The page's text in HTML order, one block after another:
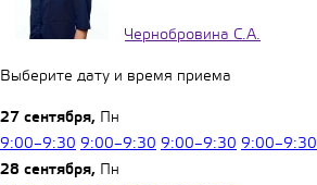
Чернобровина С.А.
Выберите дату и время приема
27 сентября, Пн
9:00–9:30 9:00–9:30 9:00–9:30 9:00–9:30
28 сентября, Пн